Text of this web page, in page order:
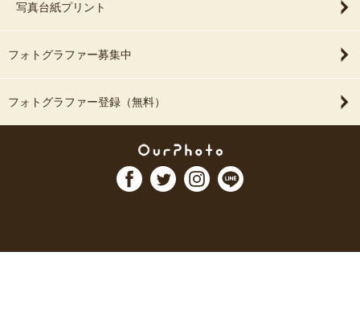
写真台紙プリント
フォトグラファー募集中
フォトグラファー登録（無料）